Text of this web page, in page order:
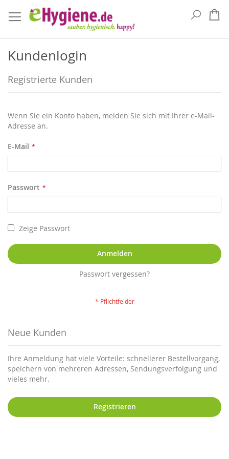
Suche
Kundenlogin
Registrierte Kunden
Wenn Sie ein Konto haben, melden Sie sich mit Ihrer e-Mail-
Adresse an.
E-Mail
Passwort
Zeige Passwort
Anmelden
Passwort vergessen?
Neue Kunden
Ihre Anmeldung hat viele Vorteile: schnellerer Bestellvorgang,
speichern von mehreren Adressen, Sendungsverfolgung und
vieles mehr.
Registrieren